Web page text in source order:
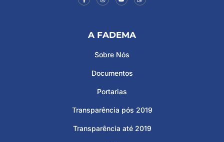
A FADEMA
Sobre Nós
Documentos
Portarias
Transparência pós 2019
Transparência até 2019